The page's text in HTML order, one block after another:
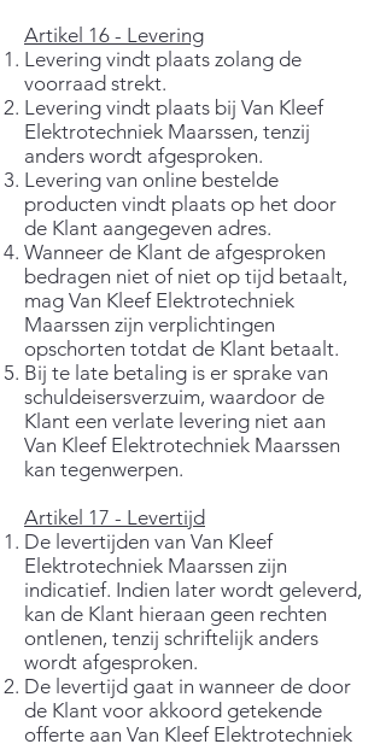
Artikel 16 - Levering
Levering vindt plaats zolang de
voorraad strekt.
Levering vindt plaats bij Van Kleef
Elektrotechniek Maarssen, tenzij
anders wordt afgesproken.
Levering van online bestelde
producten vindt plaats op het door
de Klant aangegeven adres.
Wanneer de Klant de afgesproken
bedragen niet of niet op tijd betaalt,
mag Van Kleef Elektrotechniek
Maarssen zijn verplichtingen
opschorten totdat de Klant betaalt.
Bij te late betaling is er sprake van
schuldeisersverzuim, waardoor de
Klant een verlate levering niet aan
Van Kleef Elektrotechniek Maarssen
kan tegenwerpen.
Artikel 17 - Levertijd
De levertijden van Van Kleef
Elektrotechniek Maarssen zijn
indicatief. Indien later wordt geleverd,
kan de Klant hieraan geen rechten
ontlenen, tenzij schriftelijk anders
wordt afgesproken.
De levertijd gaat in wanneer de door
de Klant voor akkoord getekende
offerte aan Van Kleef Elektrotechniek